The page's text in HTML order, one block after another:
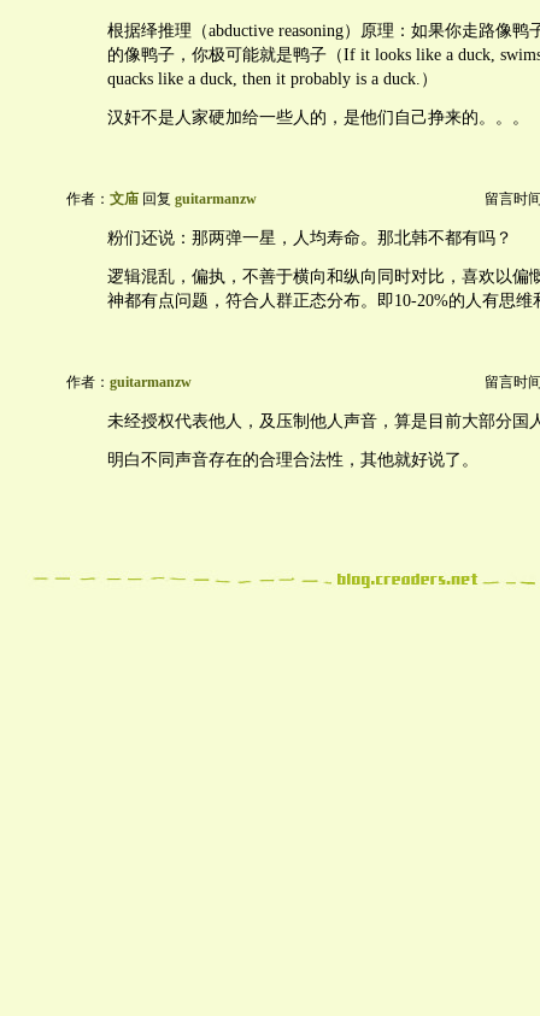
根据绎推理（abductive reasoning）原理：如果你走路像鸭
的像鸭子，你极可能就是鸭子（If it looks like a duck,
quacks like a duck, then it probably is a duck.）
汉奸不是人家硬加给一些人的，是他们自己挣来的。。。
作者： 文庙 回复 guitarmanzw 留言时
粉们还说：那两弹一星，人均寿命。那北韩不都有吗？
逻辑混乱，偏执，不善于横向和纵向同时对比，喜欢以偏
神都有点问题，符合人群正态分布。即10-20%的人有思维
作者： guitarmanzw 留言时
未经授权代表他人，及压制他人声音，算是目前大部分国
明白不同声音存在的合理合法性，其他就好说了。